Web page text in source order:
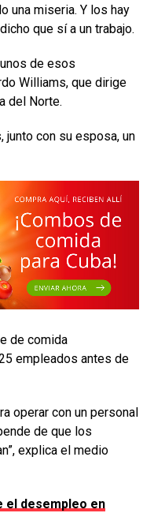
una miseria. Y los hay
que sí a un trabajo.
de esos
Williams, que dirige
del Norte.
junto con su esposa, un
de comida
empleados antes de
operar con un personal
de que los
explica el medio
el desempleo en